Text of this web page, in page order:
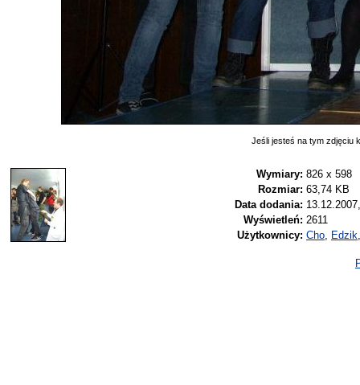
Jeśli jesteś na tym zdjęciu
Wymiary: 826 x 598
Rozmiar: 63,74 KB
Data dodania:
Wyświetleń: 2611
Użytkownicy: Cho Edzik